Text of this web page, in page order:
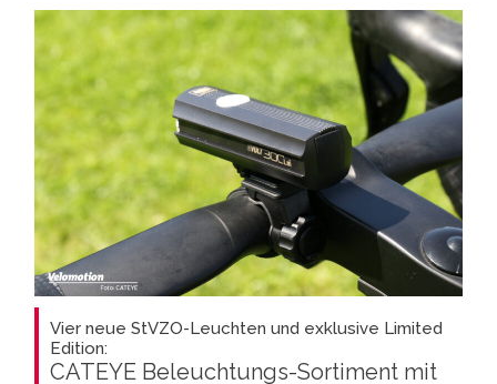
Vier neue StVZO-Leuchten und exklusive Limited
Edition:
CATEYE Beleuchtungs-Sortiment mit